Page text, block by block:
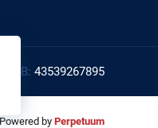
OIB: 43539267895
Powered by Perpetuum